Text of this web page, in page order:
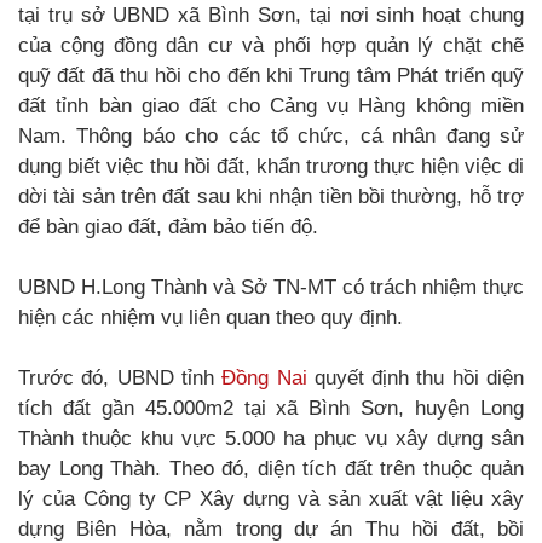
tại trụ sở UBND xã Bình Sơn, tại nơi sinh hoạt chung
của cộng đồng dân cư và phối hợp quản lý chặt chẽ
quỹ đất đã thu hồi cho đến khi Trung tâm Phát triển quỹ
đất tỉnh bàn giao đất cho Cảng vụ Hàng không miền
Nam. Thông báo cho các tổ chức, cá nhân đang sử
dụng biết việc thu hồi đất, khẩn trương thực hiện việc di
dời tài sản trên đất sau khi nhận tiền bồi thường, hỗ trợ
để bàn giao đất, đảm bảo tiến độ.
UBND H.Long Thành và Sở TN-MT có trách nhiệm thực
hiện các nhiệm vụ liên quan theo quy định.
Trước đó, UBND tỉnhĐồng Nai quyết định thu hồi diện
tích đất gần 45.000m2 tại xã Bình Sơn, huyện Long
Thành thuộc khu vực 5.000 ha phục vụ xây dựng sân
bay Long Thàh. Theo đó, diện tích đất trên thuộc quản
lý của Công ty CP Xây dựng và sản xuất vật liệu xây
dựng Biên Hòa, nằm trong dự án Thu hồi đất, bồi